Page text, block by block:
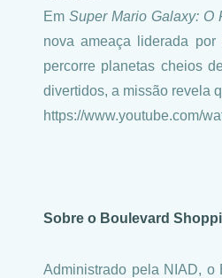
EmSuper Mario Galaxy: O
nova ameaça liderada
percorre planetas cheios
divertidos, a missão revela
https://www.youtube.com/
Sobre o Boulevard
Administrado pela NIAD, o